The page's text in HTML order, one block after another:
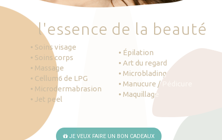
l'essence de la beauté
• Soins visage
• Soins corps
• Massage
• Cellum6 de LPG
• Microdermabrasion
• Jet peel
• Épilation
• Art du regard
• Microblading
• Manucure / Pédicure
• Maquillage
JE VEUX FAIRE UN BON CADEAUX